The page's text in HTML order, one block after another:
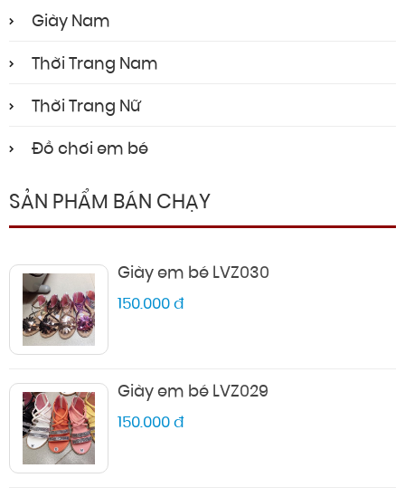
Giày Nam
Thời Trang Nam
Thời Trang Nữ
Đồ chơi em bé
SẢN PHẨM BÁN CHẠY
Giày em bé LVZ030
150.000 đ
Giày em bé LVZ029
150.000 đ